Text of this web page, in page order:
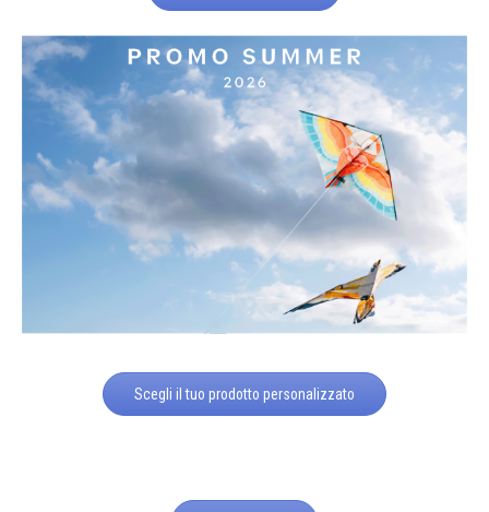
Scegli il tuo prodotto personalizzato